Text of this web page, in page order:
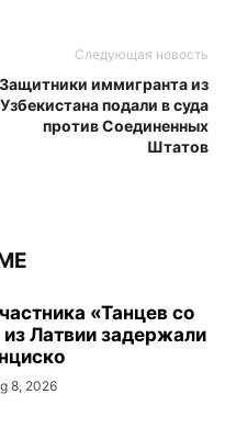
Следующая новость
Защитники иммигранта из
Узбекистана подали в суда
против Соединенных
Штатов
«Танцев со
Латвии задержали
8, 2026